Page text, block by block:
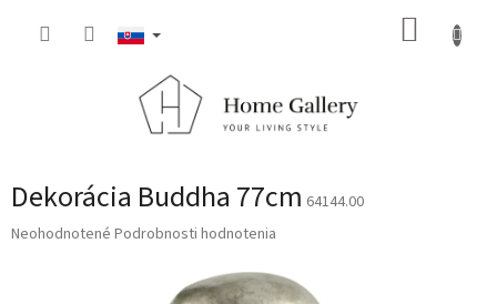
Dekorácia Buddha 77cm 64144.00
Priemerné
Neohodnotené Podrobnosti hodnotenia